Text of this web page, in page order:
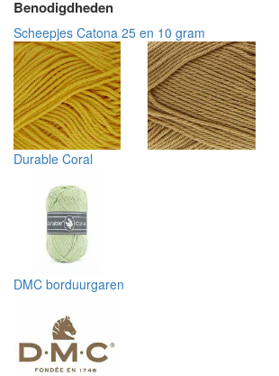
Benodigdheden
Scheepjes Catona 25 en 10 gram
Durable Coral
DMC borduurgaren